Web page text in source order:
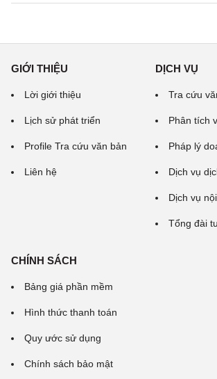
GIỚI THIỆU
Lời giới thiệu
Lịch sử phát triển
Profile Tra cứu văn bản
Liên hệ
DỊCH VỤ
Tra cứu
Phân tích
Pháp lý
Dịch vụ
Dịch vụ
Tổng đài
CHÍNH SÁCH
Bảng giá phần mềm
Hình thức thanh toán
Quy ước sử dụng
Chính sách bảo mật